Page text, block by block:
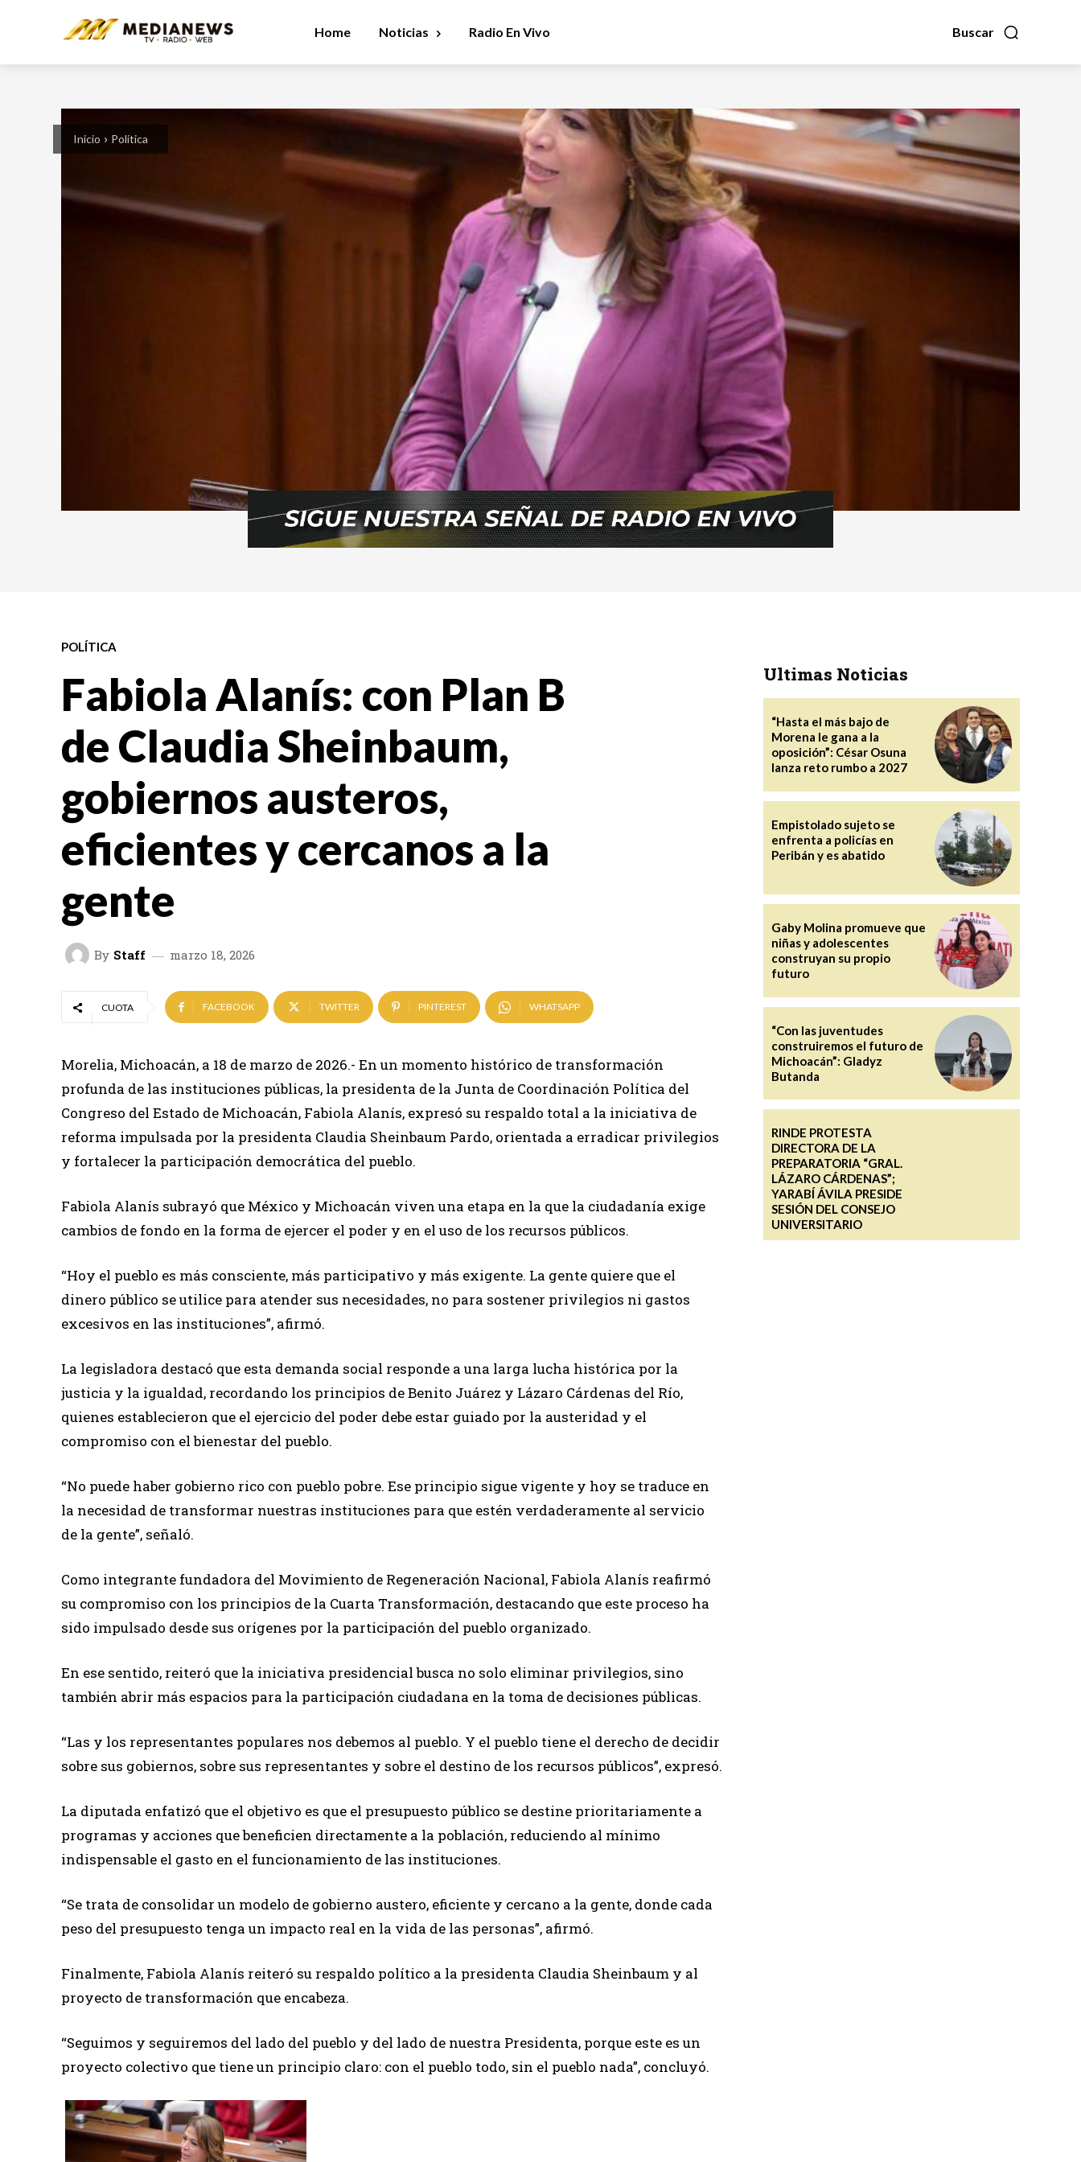
Buscar
Home Noticias Radio En Vivo
Inicio Política
POLÍTICA
Fabiola Alanís: con Plan B
de Claudia Sheinbaum,
gobiernos austeros,
eficientes y cercanos a la
gente
By Staff marzo 18, 2026
CUOTA FACEBOOK TWITTER PINTEREST WHATSAPP
Morelia, Michoacán, a 18 de marzo de 2026.- En un momento histórico de transformación
profunda de las instituciones públicas, la presidenta de la Junta de Coordinación Política del
Congreso del Estado de Michoacán, Fabiola Alanís, expresó su respaldo total a la iniciativa de
reforma impulsada por la presidenta Claudia Sheinbaum Pardo, orientada a erradicar privilegios
y fortalecer la participación democrática del pueblo.
Fabiola Alanís subrayó que México y Michoacán viven una etapa en la que la ciudadanía exige
cambios de fondo en la forma de ejercer el poder y en el uso de los recursos públicos.
“Hoy el pueblo es más consciente, más participativo y más exigente. La gente quiere que el
dinero público se utilice para atender sus necesidades, no para sostener privilegios ni gastos
excesivos en las instituciones”, afirmó.
La legisladora destacó que esta demanda social responde a una larga lucha histórica por la
justicia y la igualdad, recordando los principios de Benito Juárez y Lázaro Cárdenas del Río,
quienes establecieron que el ejercicio del poder debe estar guiado por la austeridad y el
compromiso con el bienestar del pueblo.
“No puede haber gobierno rico con pueblo pobre. Ese principio sigue vigente y hoy se traduce en
la necesidad de transformar nuestras instituciones para que estén verdaderamente al servicio
de la gente”, señaló.
Como integrante fundadora del Movimiento de Regeneración Nacional, Fabiola Alanís reafirmó
su compromiso con los principios de la Cuarta Transformación, destacando que este proceso ha
sido impulsado desde sus orígenes por la participación del pueblo organizado.
En ese sentido, reiteró que la iniciativa presidencial busca no solo eliminar privilegios, sino
también abrir más espacios para la participación ciudadana en la toma de decisiones públicas.
“Las y los representantes populares nos debemos al pueblo. Y el pueblo tiene el derecho de decidir
sobre sus gobiernos, sobre sus representantes y sobre el destino de los recursos públicos”, expresó.
La diputada enfatizó que el objetivo es que el presupuesto público se destine prioritariamente a
programas y acciones que beneficien directamente a la población, reduciendo al mínimo
indispensable el gasto en el funcionamiento de las instituciones.
“Se trata de consolidar un modelo de gobierno austero, eficiente y cercano a la gente, donde cada
peso del presupuesto tenga un impacto real en la vida de las personas”, afirmó.
Finalmente, Fabiola Alanís reiteró su respaldo político a la presidenta Claudia Sheinbaum y al
proyecto de transformación que encabeza.
“Seguimos y seguiremos del lado del pueblo y del lado de nuestra Presidenta, porque este es un
proyecto colectivo que tiene un principio claro: con el pueblo todo, sin el pueblo nada”, concluyó.
Ultimas Noticias
“Hasta el más bajo de
Morena le gana a la
oposición”: César Osuna
lanza reto rumbo a 2027
Empistolado sujeto se
enfrenta a policías en
Peribán y es abatido
Gaby Molina promueve que
niñas y adolescentes
construyan su propio
futuro
“Con las juventudes
construiremos el futuro de
Michoacán”: Gladyz
Butanda
RINDE PROTESTA
DIRECTORA DE LA
PREPARATORIA “GRAL.
LÁZARO CÁRDENAS”;
YARABÍ ÁVILA PRESIDE
SESIÓN DEL CONSEJO
UNIVERSITARIO